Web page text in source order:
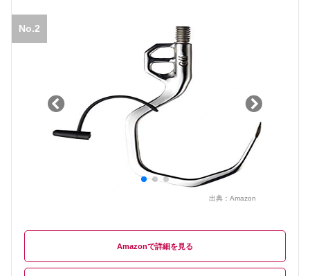
No.2
出典： Amazon
Amazon